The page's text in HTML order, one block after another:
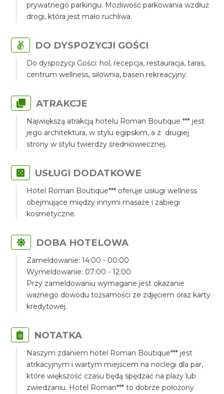
prywatnego parkingu. Możliwość parkowania wzdłuż
drogi, która jest mało ruchliwa.
DO DYSPOZYCJI GOŚCI
Do dyspozycji Gości: hol, recepcja, restauracja, taras,
centrum wellness, siłownia, basen rekreacyjny.
ATRAKCJE
Największą atrakcją hotelu Roman Boutique *** jest
jego architektura, w stylu egipskim, a z drugiej
strony w stylu twierdzy średniowiecznej.
USŁUGI DODATKOWE
Hotel Roman Boutique*** oferuje usługi wellness
obejmujące między innymi masaże i zabiegi
kosmetyczne.
DOBA HOTELOWA
Zameldowanie: 14:00 - 00.00
Wymeldowanie: 07:00 - 12:00
Przy zameldowaniu wymagane jest okazanie
ważnego dowodu tożsamości ze zdjęciem oraz karty
kredytowej.
NOTATKA
Naszym zdaniem hotel Roman Boutique*** jest
atrkacyjnym i wartym miejscem na noclegi dla par,
które większość czasu będą spędzać na plaży lub
zwiedzaniu. Hotel Roman*** to dobrze położony